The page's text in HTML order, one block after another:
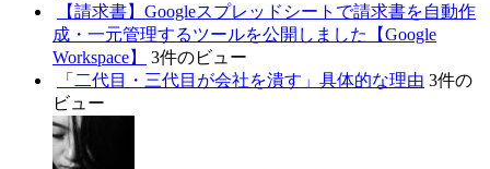
【請求書】Googleスプレッドシートで請求書を自動作
成・一元管理するツールを公開しました【Google
Workspace】
3件のビュー
「二代目・三代目が会社を潰す」具体的な理由 3件の
ビュー